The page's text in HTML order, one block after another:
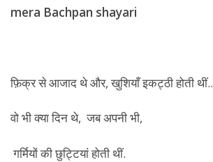
mera Bachpan shayari
फ़िक्र से आजाद थे और, खुशियाँ इकट्ठी होती थीं..
वो भी क्या दिन थे, जब अपनी भी,
गर्मियों की छुट्टियां होती थीं.